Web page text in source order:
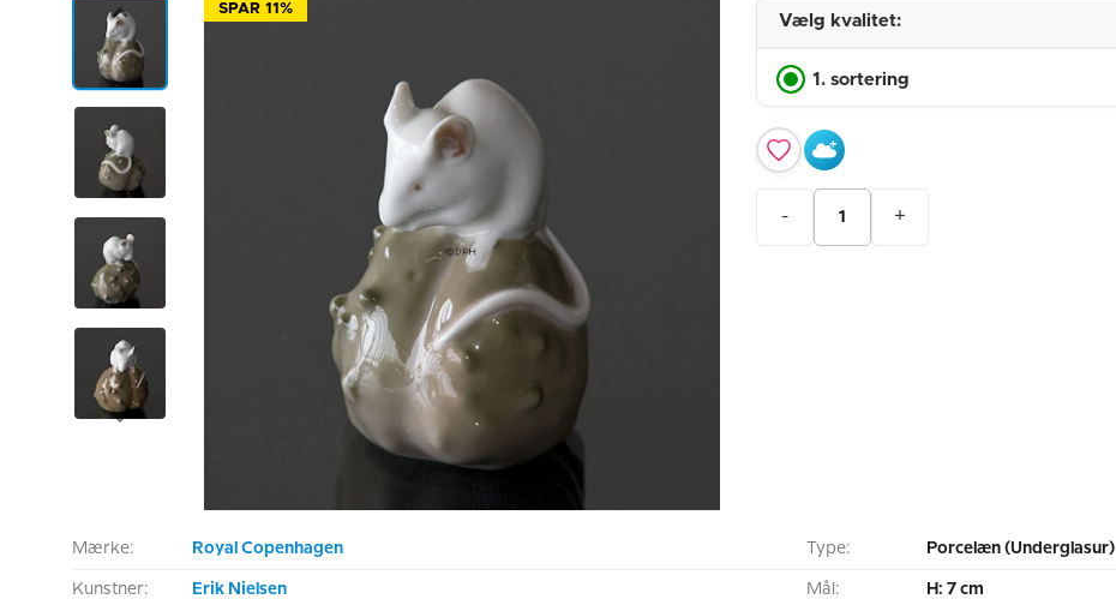
SPAR 11%
Vælg kvalitet:
1. sortering
- +
Mærke: Royal Copenhagen
Kunstner: Erik Nielsen
Type: Porcelæn (Underglasur)
Mål: H: 7 cm